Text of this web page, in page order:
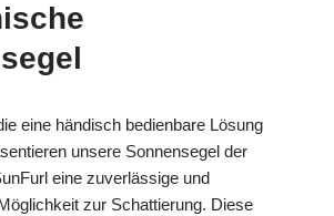
eine händisch bedienbare Lösung
unsere Sonnensegel der
eine zuverlässige und
zur Schattierung. Diese